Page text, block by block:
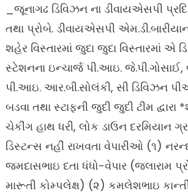
_જૂનાગઢ ડિવિઝન ના ડીવાયએસપી
તથા પ્રોબે. ડીવાયએસપી
શહેર વિસ્તારમાં જુદા જુદા વિસ્તારમાં એ
સ્ટેશનના ઇન્ચાર્જ પી.આઇ. જે.પી.ગોસાઈ,
પી.આઇ. આર.બી.સોલંકી, સી ડિવિઝન
બડવા તથા સ્ટાફની જુદી જુદી ટીમ દ્વારા
ચેકીંગ હાથ ધરી, લોક ડાઉન દરમિયાન
ડિસ્ટન્સ નહીં રાખવતા વેપારીઓ (૧)
જમદાસભાઇ દતા ધંધો-વેપાર (જલારામ
મારૂતી કોમ્પલેક્ષ) (૨) કમલેશભાઇ